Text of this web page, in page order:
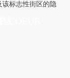
该标志性街区的隐
COEUR